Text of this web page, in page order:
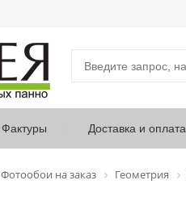
Фактуры Доставка и оплата
Фотообои на заказ Геометрия